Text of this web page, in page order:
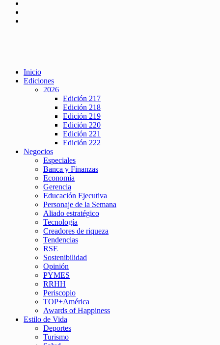
Inicio
Ediciones
2026
Edición 217
Edición 218
Edición 219
Edición 220
Edición 221
Edición 222
Negocios
Especiales
Banca y Finanzas
Economía
Gerencia
Educación Ejecutiva
Personaje de la Semana
Aliado estratégico
Tecnología
Creadores de riqueza
Tendencias
RSE
Sostenibilidad
Opinión
PYMES
RRHH
Periscopio
TOP+América
Awards of Happiness
Estilo de Vida
Deportes
Turismo